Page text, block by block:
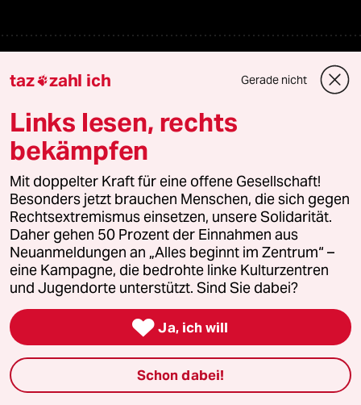
Demnächst
Vor Ort
Live im Stream
Vergangene
taz lab 2027
Mehr taz Lesestoff
taz Blogs
taz zahl ich Gerade nicht
Links lesen, rechts
bekämpfen
Mit doppelter Kraft für eine offene Gesellschaft!
Besonders jetzt brauchen Menschen, die sich gegen
Rechtsextremismus einsetzen, unsere Solidarität.
Daher gehen 50 Prozent der Einnahmen aus
Neuanmeldungen an „Alles beginnt im Zentrum“ –
eine Kampagne, die bedrohte linke Kulturzentren
und Jugendorte unterstützt. Sind Sie dabei?
 Ja, ich will
Schon dabei!